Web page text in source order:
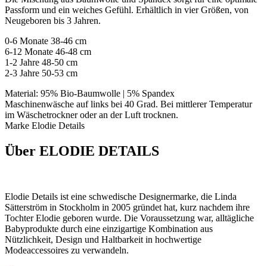
Passform und ein weiches Gefühl. Erhältlich in vier Größen, von
Neugeboren bis 3 Jahren.
0-6 Monate 38-46 cm
6-12 Monate 46-48 cm
1-2 Jahre 48-50 cm
2-3 Jahre 50-53 cm
Material: 95% Bio-Baumwolle | 5% Spandex
Maschinenwäsche auf links bei 40 Grad. Bei mittlerer Temperatur
im Wäschetrockner oder an der Luft trocknen.
Marke Elodie Details
Über ELODIE DETAILS
Elodie Details ist eine schwedische Designermarke, die Linda
Sätterström in Stockholm in 2005 gründet hat, kurz nachdem ihre
Tochter Elodie geboren wurde. Die Voraussetzung war, alltägliche
Babyprodukte durch eine einzigartige Kombination aus
Nützlichkeit, Design und Haltbarkeit in hochwertige
Modeaccessoires zu verwandeln.